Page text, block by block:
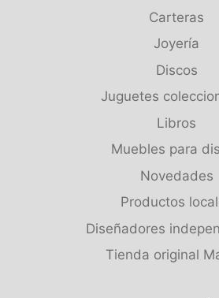
Carteras
Joyería
Discos
Juguetes
Libros
Muebles para
Novedades
Productos
Diseñadores
Tienda original